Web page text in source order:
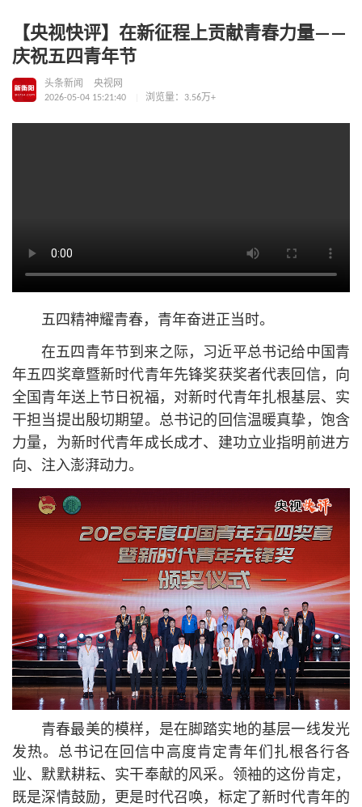
【央视快评】在新征程上贡献青春力量——
庆祝五四青年节
头条新闻
央视网
2026-05-04 15:21:40
浏览量：3.56万+
五四精神耀青春，青年奋进正当时。
在五四青年节到来之际，习近平总书记给中国青
年五四奖章暨新时代青年先锋奖获奖者代表回信，向
全国青年送上节日祝福，对新时代青年扎根基层、实
干担当提出殷切期望。 总书记的回信温暖真挚，饱含
力量，为新时代青年成长成才、建功立业指明前进方
向、注入澎湃动力。
青春最美的模样，是在脚踏实地的基层一线发光
发热。 总书记在回信中高度肯定青年们扎根各行各
业、默默耕耘、实干奉献的风采。领袖的这份肯定，
既是深情鼓励，更是时代召唤，标定了新时代青年的